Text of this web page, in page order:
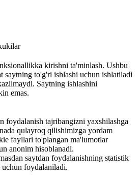
kirishni ta'minlash. Ushbu
saytning to'g'ri ishlashi uchun ishlatiladi
Saytning ishlashini
emas.
foydalanish tajribangizni yaxshilashga
qulayroq qilishimizga yordam
fayllari to'plangan ma'lumotlar
anonim hisoblanadi.
saytdan foydalanishning statistik
foydalaniladi.